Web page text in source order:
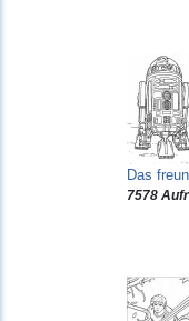
Das
7578